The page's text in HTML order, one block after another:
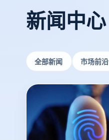
新闻中心
全部新闻 市场前沿